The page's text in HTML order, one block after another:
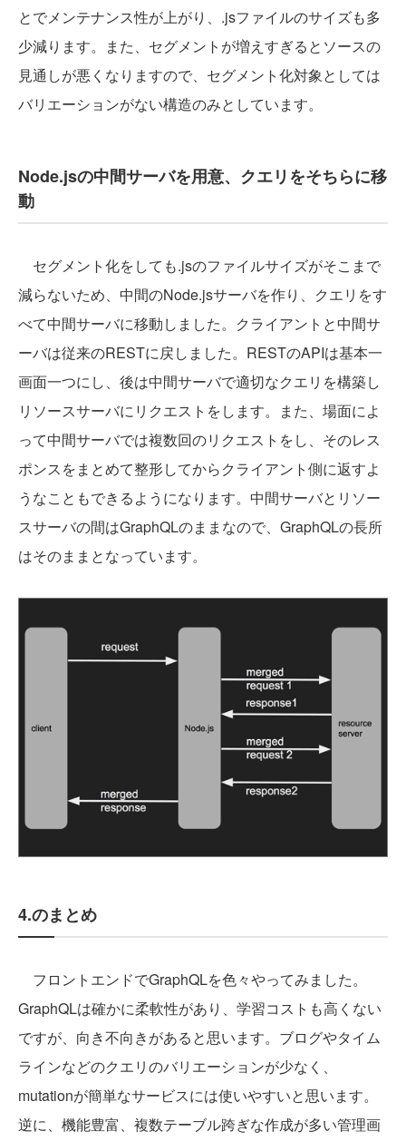
とでメンテナンス性が上がり、.jsファイルのサイズも多
少減ります。また、セグメントが増えすぎるとソースの
見通しが悪くなりますので、セグメント化対象としては
バリエーションがない構造のみとしています。
Node.jsの中間サーバを用意、クエリをそちらに移
動
セグメント化をしても.jsのファイルサイズがそこまで
減らないため、中間のNode.jsサーバを作り、クエリをす
べて中間サーバに移動しました。クライアントと中間サ
ーバは従来のRESTに戻しました。RESTのAPIは基本一
画面一つにし、後は中間サーバで適切なクエリを構築し
リソースサーバにリクエストをします。また、場面によ
って中間サーバでは複数回のリクエストをし、そのレス
ポンスをまとめて整形してからクライアント側に返すよ
うなこともできるようになります。中間サーバとリソー
スサーバの間はGraphQLのままなので、GraphQLの長所
はそのままとなっています。
4.のまとめ
フロントエンドでGraphQLを色々やってみました。
GraphQLは確かに柔軟性があり、学習コストも高くない
ですが、向き不向きがあると思います。ブログやタイム
ラインなどのクエリのバリエーションが少なく、
mutationが簡単なサービスには使いやすいと思います。
逆に、機能豊富、複数テーブル跨ぎな作成が多い管理画